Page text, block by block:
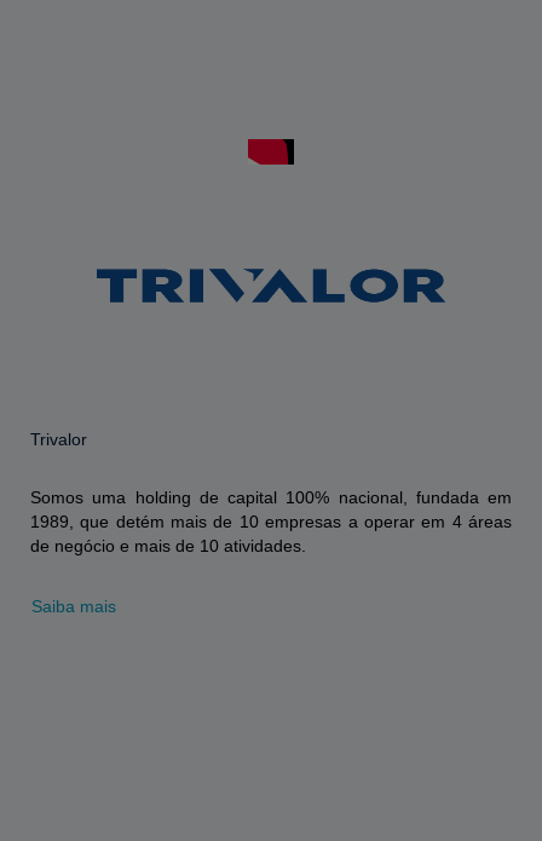
Trivalor
Somos uma holding de capital 100% nacional, fundada em
1989, que detém mais de 10 empresas a operar em 4 áreas
de negócio e mais de 10 atividades.
Saiba mais